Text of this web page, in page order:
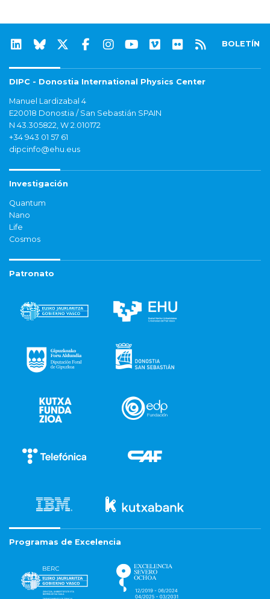
BOLETÍN
DIPC - Donostia International Physics Center
Manuel Lardizabal 4
E20018 Donostia / San Sebastián SPAIN
N 43.305822, W 2.010172
+34 943 01 57 61
dipcinfo@ehu.eus
Investigación
Quantum
Nano
Life
Cosmos
Patronato
Programas de Excelencia